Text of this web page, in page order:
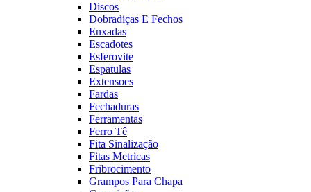
Discos
Dobradiças E Fechos
Enxadas
Escadotes
Esferovite
Espatulas
Extensoes
Fardas
Fechaduras
Ferramentas
Ferro Tê
Fita Sinalização
Fitas Metricas
Fribrocimento
Grampos Para Chapa